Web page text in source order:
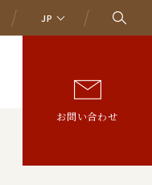
JP
お問い合わせ